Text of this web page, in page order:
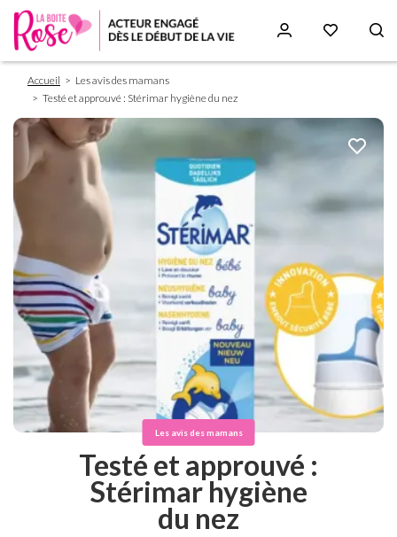
principal
Fil
d'Ariane
Accueil
Les avis des mamans
Testé et approuvé : Stérimar hygiène du nez
Les avis des mamans
Testé et approuvé :
Stérimar hygiène
du nez